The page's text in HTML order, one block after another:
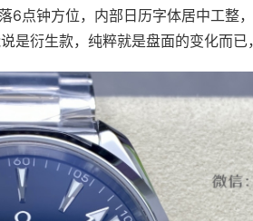
6点钟方位，内部日历字体居中工整
是衍生款，纯粹就是盘面的变化而已